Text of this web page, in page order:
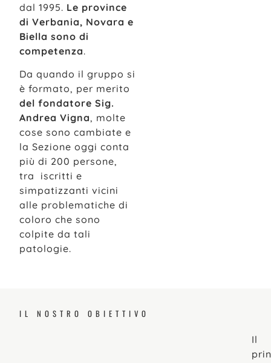
dal 1995. Le province
di Verbania, Novara e
Biella sono di
competenza.
Da quando il gruppo si
è formato, per merito
del fondatore Sig.
Andrea Vigna, molte
cose sono cambiate e
la Sezione oggi conta
più di 200 persone,
tra iscritti e
simpatizzanti vicini
alle problematiche di
coloro che sono
colpite da tali
patologie.
IL NOSTRO OBIETTIVO
Il